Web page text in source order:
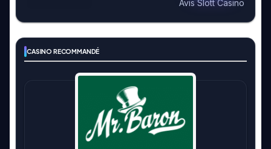
Avis Slott Casino
CASINO RECOMMANDÉ